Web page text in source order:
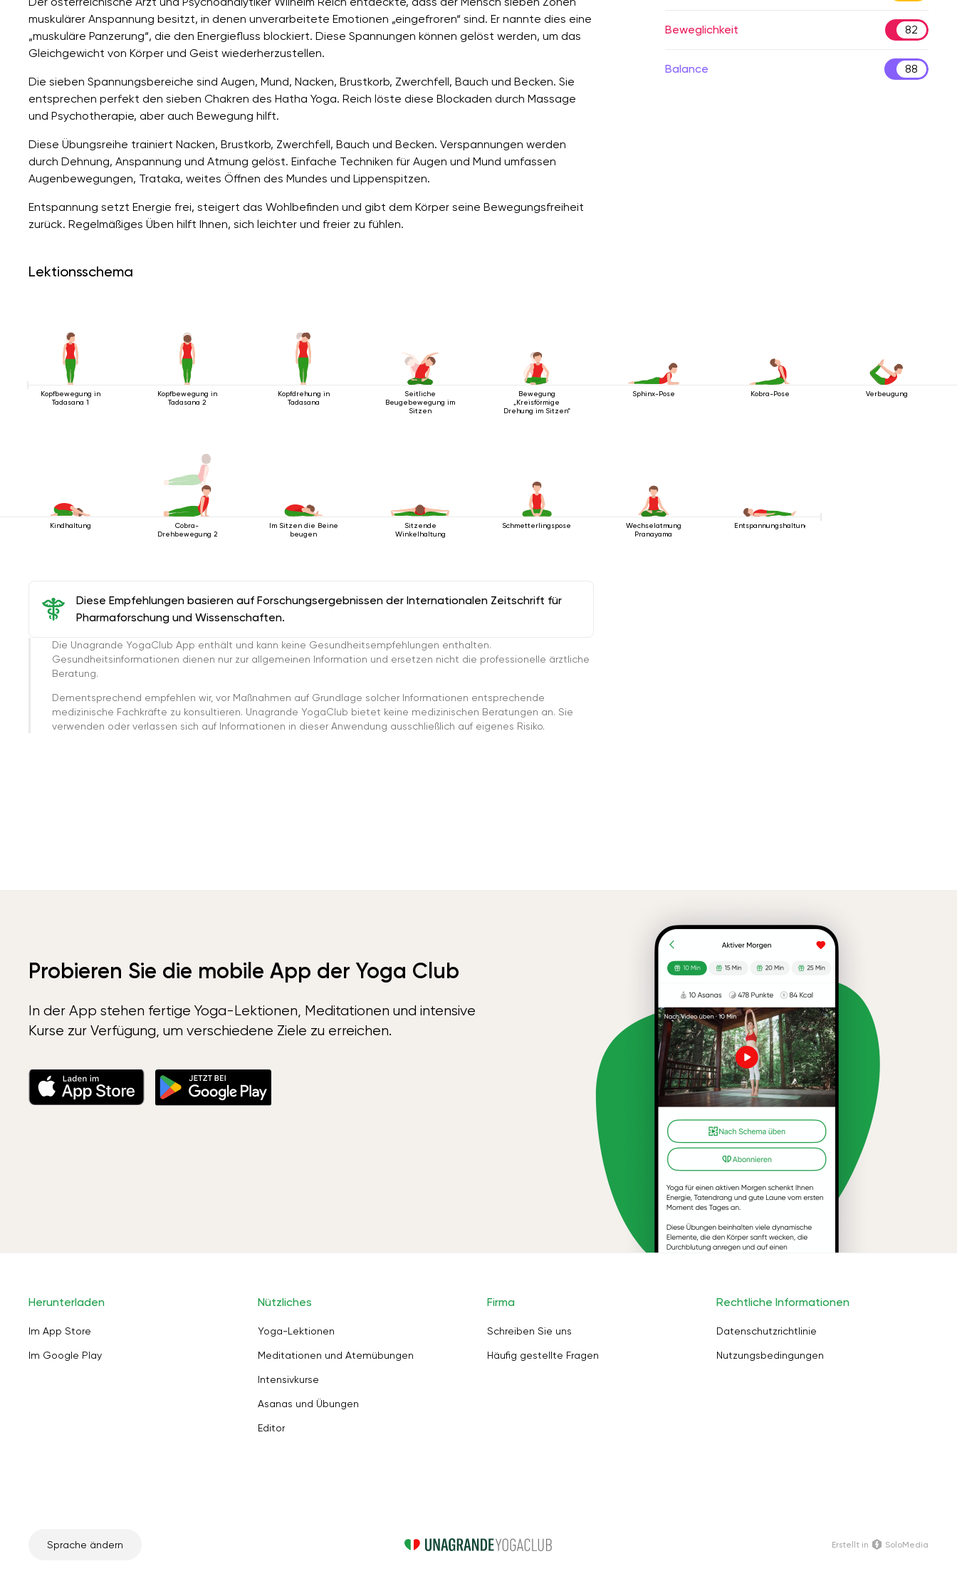
muskulärer Anspannung besitzt, in denen unverarbeitete Emotionen „eingefroren“ sind. Er nannte dies eine
„muskuläre Panzerung“, die den Energiefluss blockiert. Diese Spannungen können gelöst werden, um das
Gleichgewicht von Körper und Geist wiederherzustellen.
Die sieben Spannungsbereiche sind Augen, Mund, Nacken, Brustkorb, Zwerchfell, Bauch und Becken. Sie
entsprechen perfekt den sieben Chakren des Hatha Yoga. Reich löste diese Blockaden durch Massage
und Psychotherapie, aber auch Bewegung hilft.
Diese Übungsreihe trainiert Nacken, Brustkorb, Zwerchfell, Bauch und Becken. Verspannungen werden
durch Dehnung, Anspannung und Atmung gelöst. Einfache Techniken für Augen und Mund umfassen
Augenbewegungen, Trataka, weites Öffnen des Mundes und Lippenspitzen.
Entspannung setzt Energie frei, steigert das Wohlbefinden und gibt dem Körper seine Bewegungsfreiheit
zurück. Regelmäßiges Üben hilft Ihnen, sich leichter und freier zu fühlen.
Beweglichkeit 82
Balance 88
Lektionsschema
Kopfbewegung in
Tadasana 1
Kopfbewegung in
Tadasana 2
Kopfdrehung in
Tadasana
Seitliche
Beugebewegung im
Sitzen
Bewegung
„Kreisförmige
Drehung im Sitzen“
Sphinx-Pose Kobra-Pose Verbeugung
Kindhaltung
Cobra-
Drehbewegung 2
Im Sitzen die Beine
beugen
Sitzende
Winkelhaltung
Schmetterlingspose
Wechselatmung
Pranayama
Entspannungshaltung
Diese Empfehlungen basieren auf Forschungsergebnissen der Internationalen Zeitschrift für
Pharmaforschung und Wissenschaften.
Die Unagrande YogaClub App enthält und kann keine Gesundheitsempfehlungen enthalten.
Gesundheitsinformationen dienen nur zur allgemeinen Information und ersetzen nicht die professionelle ärztliche
Beratung.
Dementsprechend empfehlen wir, vor Maßnahmen auf Grundlage solcher Informationen entsprechende
medizinische Fachkräfte zu konsultieren. Unagrande YogaClub bietet keine medizinischen Beratungen an. Sie
verwenden oder verlassen sich auf Informationen in dieser Anwendung ausschließlich auf eigenes Risiko.
Probieren Sie die mobile App der Yoga Club
In der App stehen fertige Yoga-Lektionen, Meditationen und intensive
Kurse zur Verfügung, um verschiedene Ziele zu erreichen.
Herunterladen
Im App Store
Im Google Play
Nützliches
Yoga-Lektionen
Meditationen und Atemübungen
Intensivkurse
Asanas und Übungen
Editor
Firma
Schreiben Sie uns
Häufig gestellte Fragen
Rechtliche Informationen
Datenschutzrichtlinie
Nutzungsbedingungen
Sprache ändern Erstellt in SoloMedia